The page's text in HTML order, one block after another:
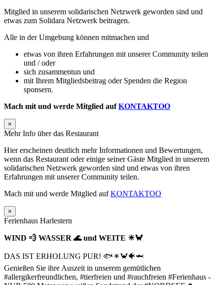
Mitglied in unserem solidarischen Netzwerk geworden sind und
etwas zum Solidara Netzwerk beitragen.
Alle in der Umgebung können mitmachen und
etwas von ihren Erfahrungen mit unserer Community teilen
und / oder
sich zusammentun und
mit Ihrem Mitgliedsbeitrag oder Spenden die Region
sponsern.
Mach mit und werde Mitglied aufKONTAKTOO
×
Mehr Info über das Restaurant
Hier erscheinen deutlich mehr Informationen und Bewertungen,
wenn das Restaurant oder einige seiner Gäste Mitglied in unserem
solidarischen Netzwerk geworden sind und etwas von ihren
Erfahrungen mit unserer Community teilen.
Mach mit und werde Mitglied aufKONTAKTOO
×
Ferienhaus Harlestern
WIND 💨 WASSER 🌊 und WEITE ☀🦀
DAS IST ERHOLUNG PUR! 🐟☀🦀🐠🦈
Genießen Sie ihre Auszeit in unserem gemütlichen
#allergikerfreundlichen, #tierfreien und #rauchfreien #Ferienhaus -